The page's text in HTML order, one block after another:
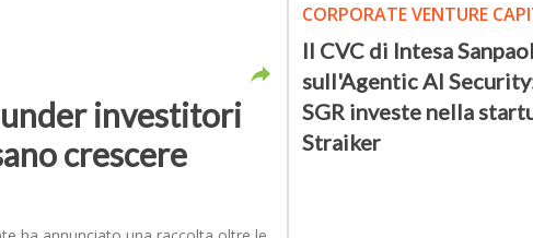
investitori
crescere
CORPORATE VENTURE
Il CVC di Intesa
sull'Agentic AI
SGR investe nella
Straiker